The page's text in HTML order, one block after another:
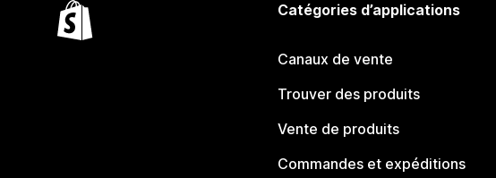
Catégories d’applications
Canaux de vente
Trouver des produits
Vente de produits
Commandes et expéditions